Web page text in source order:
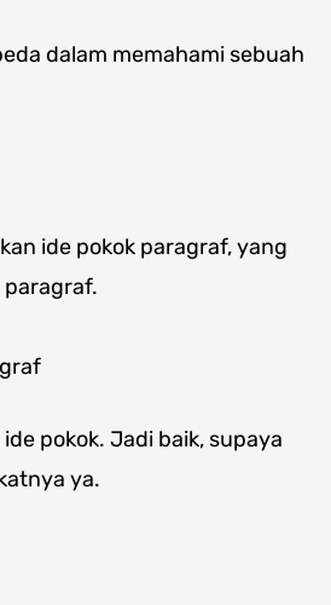
dalam memahami sebuah
ide pokok paragraf, yang
paragraf.
pokok. Jadi baik, supaya
ya.